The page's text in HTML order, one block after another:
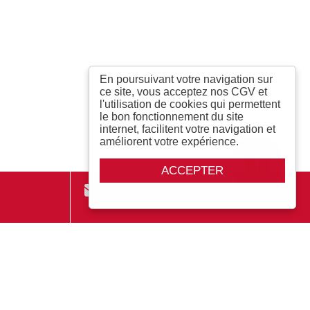
ACCEPTER
En poursuivant votre navigation sur
ce site, vous acceptez nos CGV et
l'utilisation de cookies qui permettent
le bon fonctionnement du site
internet, facilitent votre navigation et
améliorent votre expérience.